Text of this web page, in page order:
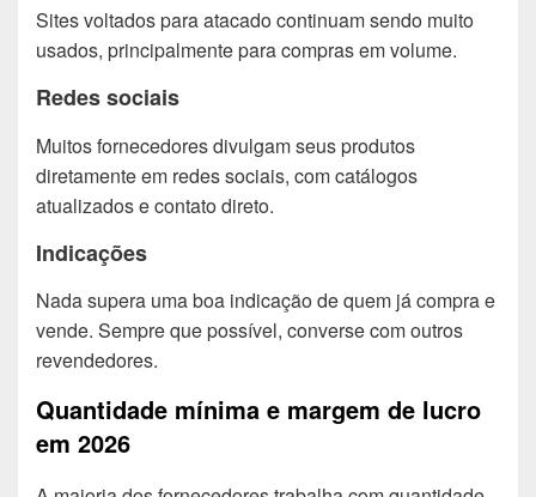
Sites voltados para atacado continuam sendo muito
usados, principalmente para compras em volume.
Redes sociais
Muitos fornecedores divulgam seus produtos
diretamente em redes sociais, com catálogos
atualizados e contato direto.
Indicações
Nada supera uma boa indicação de quem já compra e
vende. Sempre que possível, converse com outros
revendedores.
Quantidade mínima e margem de lucro
em 2026